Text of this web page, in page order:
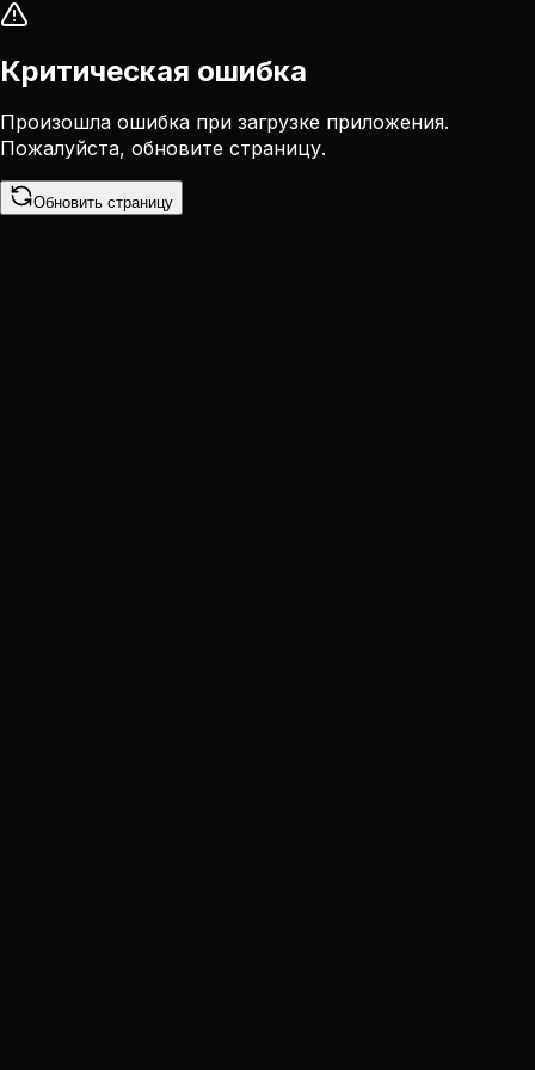
Критическая ошибка
Произошла ошибка при загрузке приложения.
Пожалуйста, обновите страницу.
Обновить страницу